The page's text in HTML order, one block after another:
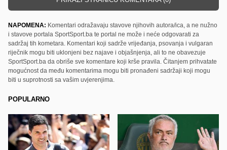
NAPOMENA: Komentari odražavaju stavove njihovih autora/ica, a ne nužno
i stavove portala SportSport.ba te portal ne može i neće odgovarati za
sadržaj tih kometara. Komentari koji sadrže vrijeđanja, psovanja i vulgaran
riječnik mogu biti uklonjeni bez najave i objašnjenja, ali to ne obavezuje
SportSport.ba da obriše sve komentare koji krše pravila. Čitanjem prihvatate
mogućnost da među komentarima mogu biti pronađeni sadržaji koji mogu
biti u suprotnosti sa vašim uvjerenjima.
POPULARNO